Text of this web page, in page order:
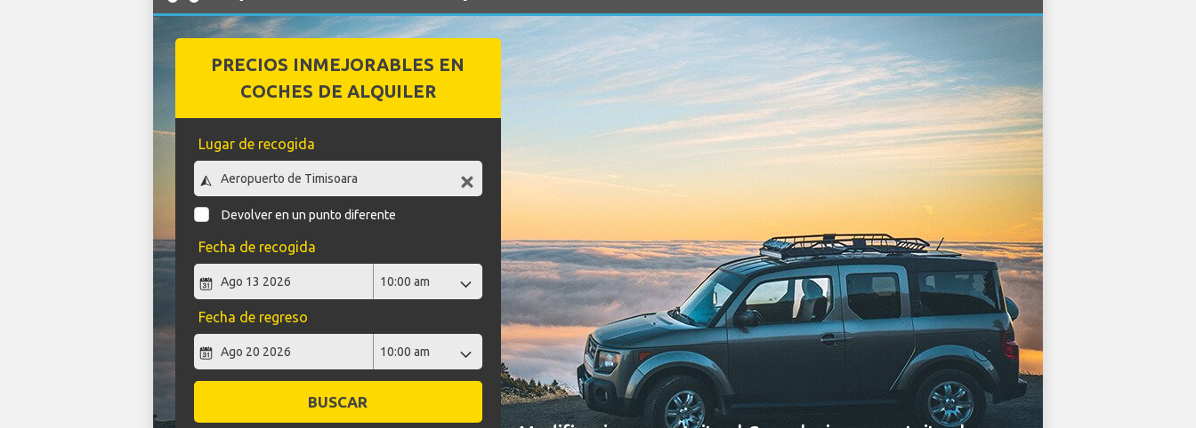
PRECIOS INMEJORABLES EN
COCHES DE ALQUILER
Lugar de recogida
Devolver en un punto diferente
Fecha de recogida
Fecha de regreso
BUSCAR